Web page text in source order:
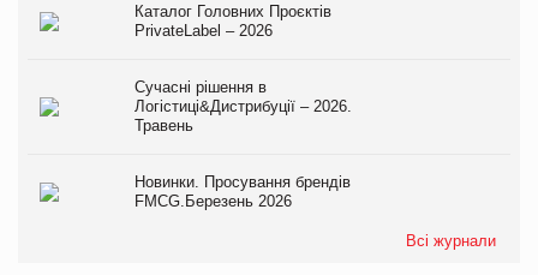
Каталог Головних Проєктів
PrivateLabel – 2026
Сучасні рішення в
Логістиці&Дистрибуції – 2026.
Травень
Новинки. Просування брендів
FMCG.Березень 2026
Всі журнали